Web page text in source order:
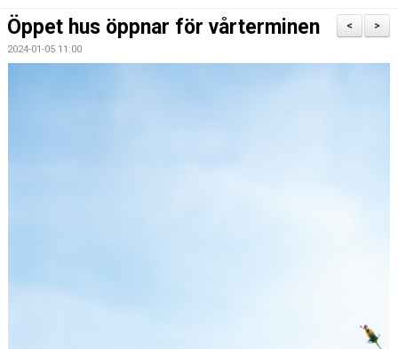
>
<
Öppet hus öppnar för vårterminen
2024-01-05 11:00